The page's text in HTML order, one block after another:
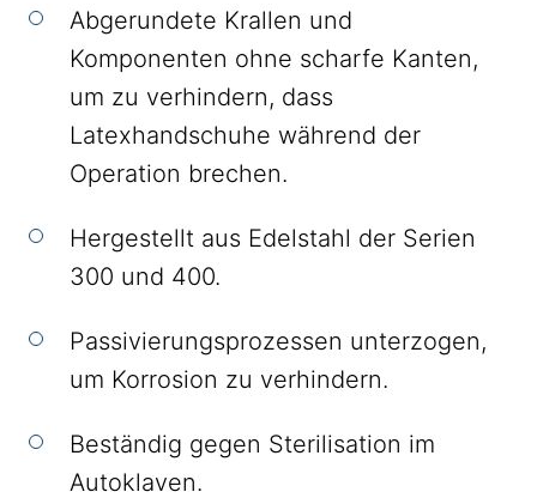
Abgerundete Krallen und
Komponenten ohne scharfe Kanten,
um zu verhindern, dass
Latexhandschuhe während der
Operation brechen.
Hergestellt aus Edelstahl der Serien
300 und 400.
Passivierungsprozessen unterzogen,
um Korrosion zu verhindern.
Beständig gegen Sterilisation im
Autoklaven.